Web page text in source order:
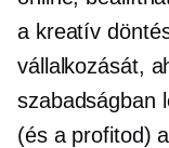
a kreatív
vállalkozását,
szabadságban
(és a profitod)